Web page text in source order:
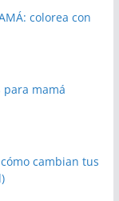
colorea con
para mamá
cambian tus